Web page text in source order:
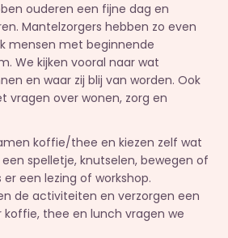
ouderen een fijne dag en
Mantelzorgers hebben zo even
mensen met beginnende
We kijken vooral naar wat
en waar zij blij van worden. Ook
vragen over wonen, zorg en
koffie/thee en kiezen zelf wat
spelletje, knutselen, bewegen of
een lezing of workshop.
de activiteiten en verzorgen een
koffie, thee en lunch vragen we